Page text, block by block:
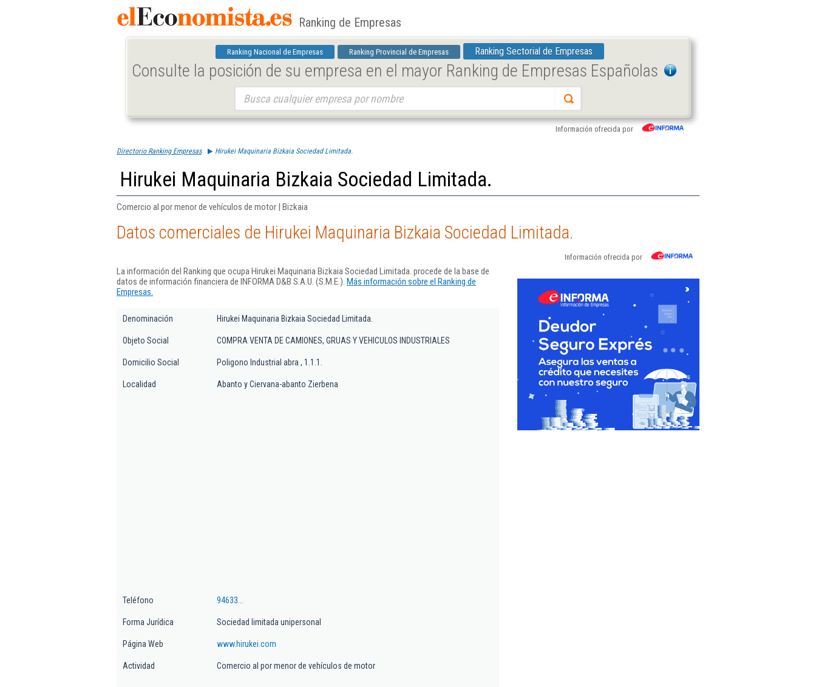
Ranking de Empresas
Ranking Nacional de Empresas Ranking Provincial de Empresas Ranking Sectorial de Empresas
Consulte la posición de su empresa en el mayor Ranking de Empresas Españolas
Información ofrecida por
Directorio Ranking Empresas Hirukei Maquinaria Bizkaia Sociedad Limitada.
Hirukei Maquinaria Bizkaia Sociedad Limitada.
Comercio al por menor de vehículos de motor | Bizkaia
Datos comerciales de Hirukei Maquinaria Bizkaia Sociedad Limitada.
Información ofrecida por
La información del Ranking que ocupa Hirukei Maquinaria Bizkaia Sociedad Limitada. procede de la base de
datos de información financiera de INFORMA D&B S.A.U. (S.M.E.). Más información sobre el Ranking de
Empresas.
Denominación Hirukei Maquinaria Bizkaia Sociedad Limitada.
Objeto Social COMPRA VENTA DE CAMIONES, GRUAS Y VEHICULOS INDUSTRIALES
Domicilio Social Poligono Industrial abra , 1.1.1.
Localidad Abanto y Ciervana-abanto Zierbena
Teléfono 94633...
Forma Jurídica Sociedad limitada unipersonal
Página Web www.hirukei.com
Actividad Comercio al por menor de vehículos de motor